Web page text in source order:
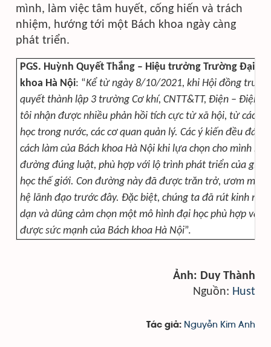
mình, làm việc tâm huyết, cống hiến và trách
nhiệm, hướng tới một Bách khoa ngày càng
phát triển.
PGS. Huỳnh Quyết Thắng – Hiệu trưởng Trường Đại
khoa Hà Nội: “Kể từ ngày 8/10/2021, khi Hội đồng
quyết thành lập 3 trường Cơ khí, CNTT&TT, Điện – Điện
tôi nhận được nhiều phản hồi tích cực từ xã hội, từ các
học trong nước, các cơ quan quản lý. Các ý kiến đều đánh
cách làm của Bách khoa Hà Nội khi lựa chọn cho mình
đường đúng luật, phù hợp với lộ trình phát triển của giáo
học thế giới. Con đường này đã được trăn trở, ươm
hệ lãnh đạo trước đây. Đặc biệt, chúng ta đã rút kinh
dạn và dũng cảm chọn một mô hình đại học phù hợp và
được sức mạnh của Bách khoa Hà Nội”.
Ảnh: Duy Thành
Nguồn: Hust
Tác giả: Nguyễn Kim Anh